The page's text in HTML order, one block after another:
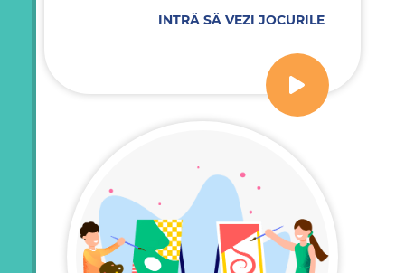
INTRĂ SĂ VEZI JOCURILE